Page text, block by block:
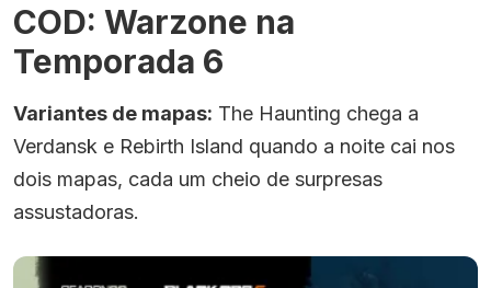
COD: Warzone na
Temporada 6
Variantes de mapas: The Haunting chega a
Verdansk e Rebirth Island quando a noite cai nos
dois mapas, cada um cheio de surpresas
assustadoras.